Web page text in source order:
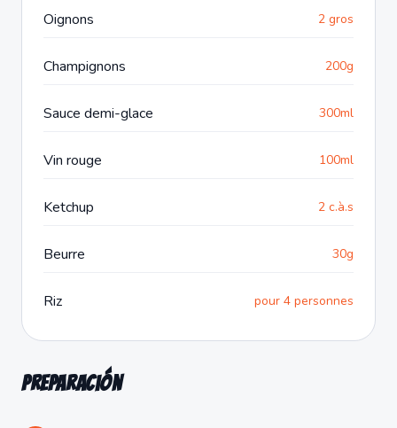
Oignons 2 gros
Champignons 200g
Sauce demi-glace 300ml
Vin rouge 100ml
Ketchup 2 c.à.s
Beurre 30g
Riz pour 4 personnes
Preparación